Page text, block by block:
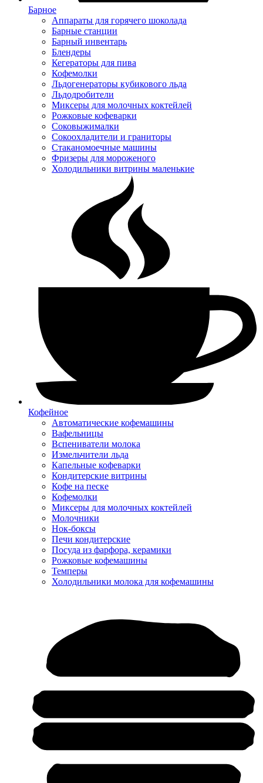
Барное
Аппараты для горячего шоколада
Барные станции
Барный инвентарь
Блендеры
Кегераторы для пива
Кофемолки
Льдогенераторы кубикового льда
Льдодробители
Миксеры для молочных коктейлей
Рожковые кофеварки
Соковыжималки
Сокоохладители и граниторы
Стаканомоечные машины
Фризеры для мороженого
Холодильники витрины маленькие
Кофейное
Автоматические кофемашины
Вафельницы
Вспениватели молока
Измельчители льда
Капельные кофеварки
Кондитерские витрины
Кофе на песке
Кофемолки
Миксеры для молочных коктейлей
Молочники
Нок-боксы
Печи кондитерские
Посуда из фарфора, керамики
Рожковые кофемашины
Темперы
Холодильники молока для кофемашины